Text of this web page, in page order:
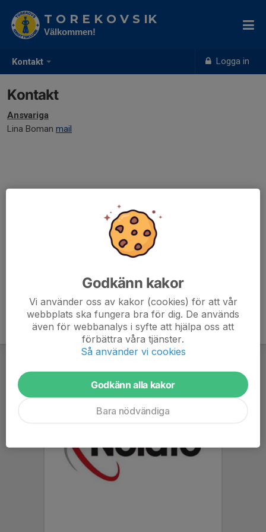
Kontakt Logga in
T O R E K O V S IK
Välkommen!
Kontakt
Ansvariga
Lina Boman mail
Godkänn kakor
Vi använder oss av kakor (cookies) för att vår
webbplats ska fungera bra för dig. De används
även för webbanalys i syfte att hjälpa oss att
förbättra våra tjänster.
Så använder vi cookies
Godkänn alla kakor
Bara nödvändiga